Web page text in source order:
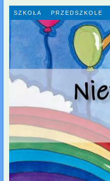
SZKOŁA PRZEDSZKOLE